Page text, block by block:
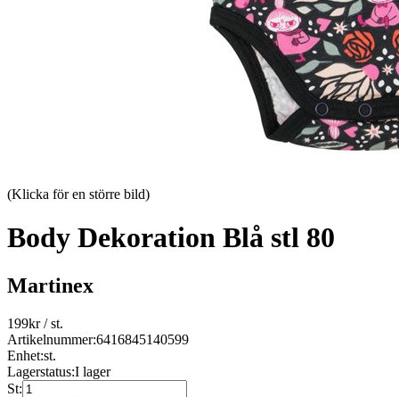
(Klicka för en större bild)
Body Dekoration Blå stl 80
Martinex
199kr/ st.
Artikelnummer:6416845140599
Enhet:st.
Lagerstatus:I lager
St: